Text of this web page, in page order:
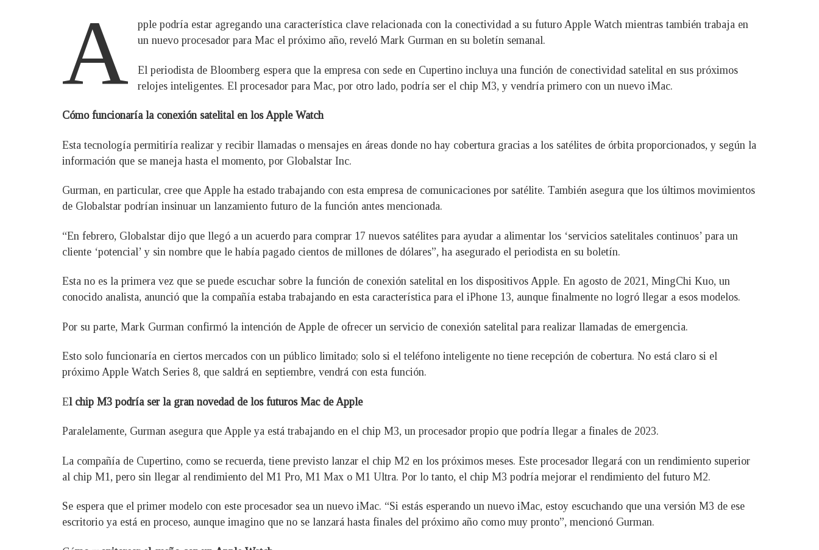
A
pple podría estar agregando una característica clave relacionada con la conectividad a su futuro Apple Watch mientras también trabaja en
un nuevo procesador para Mac el próximo año, reveló Mark Gurman en su boletín semanal.
El periodista de Bloomberg espera que la empresa con sede en Cupertino incluya una función de conectividad satelital en sus próximos
relojes inteligentes. El procesador para Mac, por otro lado, podría ser el chip M3, y vendría primero con un nuevo iMac.
Cómo funcionaría la conexión satelital en los Apple Watch
Esta tecnología permitiría realizar y recibir llamadas o mensajes en áreas donde no hay cobertura gracias a los satélites de órbita proporcionados, y según la
información que se maneja hasta el momento, por Globalstar Inc.
Gurman, en particular, cree que Apple ha estado trabajando con esta empresa de comunicaciones por satélite. También asegura que los últimos movimientos
de Globalstar podrían insinuar un lanzamiento futuro de la función antes mencionada.
“En febrero, Globalstar dijo que llegó a un acuerdo para comprar 17 nuevos satélites para ayudar a alimentar los ‘servicios satelitales continuos’ para un
cliente ‘potencial’ y sin nombre que le había pagado cientos de millones de dólares”, ha asegurado el periodista en su boletín.
Esta no es la primera vez que se puede escuchar sobre la función de conexión satelital en los dispositivos Apple. En agosto de 2021, MingChi Kuo, un
conocido analista, anunció que la compañía estaba trabajando en esta característica para el iPhone 13, aunque finalmente no logró llegar a esos modelos.
Por su parte, Mark Gurman confirmó la intención de Apple de ofrecer un servicio de conexión satelital para realizar llamadas de emergencia.
Esto solo funcionaría en ciertos mercados con un público limitado; solo si el teléfono inteligente no tiene recepción de cobertura. No está claro si el
próximo Apple Watch Series 8, que saldrá en septiembre, vendrá con esta función.
El chip M3 podría ser la gran novedad de los futuros Mac de Apple
Paralelamente, Gurman asegura que Apple ya está trabajando en el chip M3, un procesador propio que podría llegar a finales de 2023.
La compañía de Cupertino, como se recuerda, tiene previsto lanzar el chip M2 en los próximos meses. Este procesador llegará con un rendimiento superior
al chip M1, pero sin llegar al rendimiento del M1 Pro, M1 Max o M1 Ultra. Por lo tanto, el chip M3 podría mejorar el rendimiento del futuro M2.
Se espera que el primer modelo con este procesador sea un nuevo iMac. “Si estás esperando un nuevo iMac, estoy escuchando que una versión M3 de ese
escritorio ya está en proceso, aunque imagino que no se lanzará hasta finales del próximo año como muy pronto”, mencionó Gurman.